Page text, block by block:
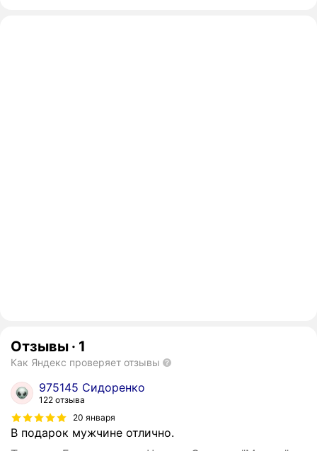
Отзывы · 1
Как Яндекс проверяет отзывы
975145 Сидоренко
122 отзыва
20 января
В подарок мужчине отлично.